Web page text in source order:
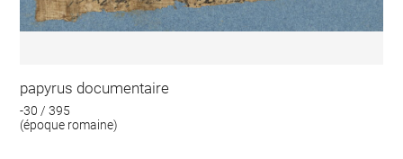
papyrus documentaire
-30 / 395
(époque romaine)